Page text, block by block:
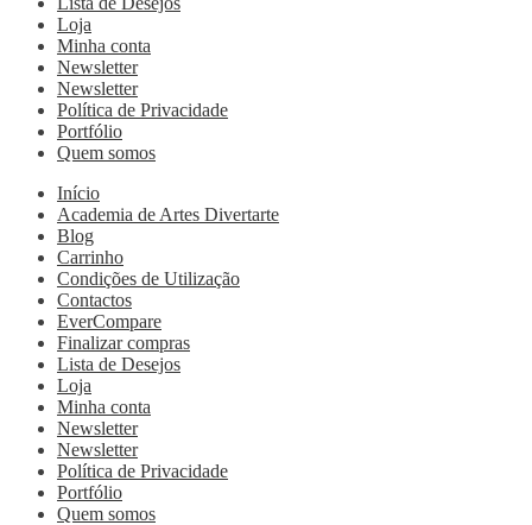
Loja
Minha conta
Newsletter
Newsletter
Política de Privacidade
Portfólio
Quem somos
Início
Academia de Artes Divertarte
Blog
Carrinho
Condições de Utilização
Contactos
EverCompare
Finalizar compras
Lista de Desejos
Loja
Minha conta
Newsletter
Newsletter
Política de Privacidade
Portfólio
Quem somos